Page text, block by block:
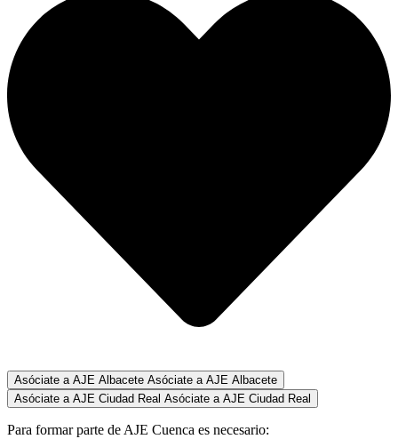
Asóciate a AJE Albacete Asóciate a AJE Albacete
Asóciate a AJE Ciudad Real Asóciate a AJE Ciudad Real
Para formar parte de AJE Cuenca es necesario: